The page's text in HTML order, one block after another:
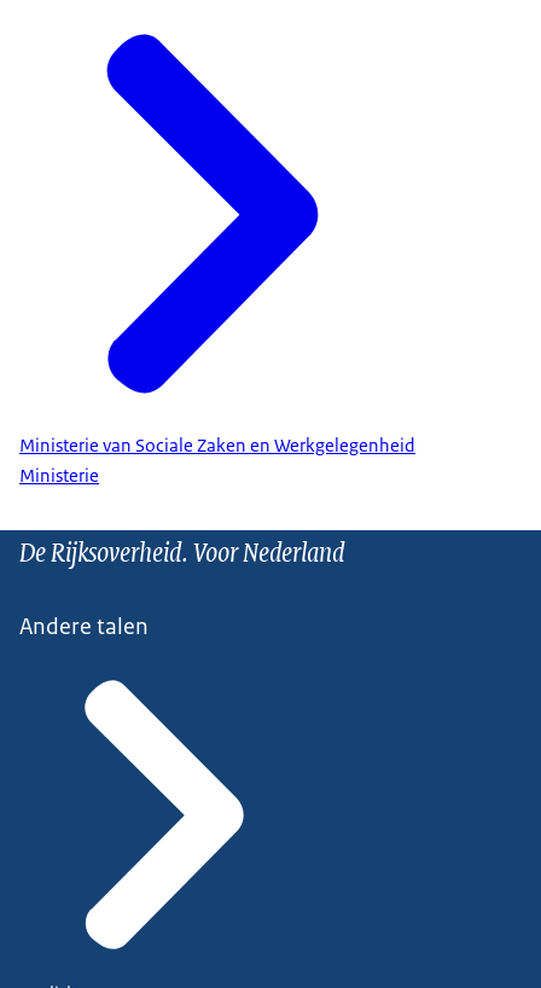
Ministerie van Sociale Zaken en Werkgelegenheid
Ministerie
De Rijksoverheid. Voor Nederland
Andere talen